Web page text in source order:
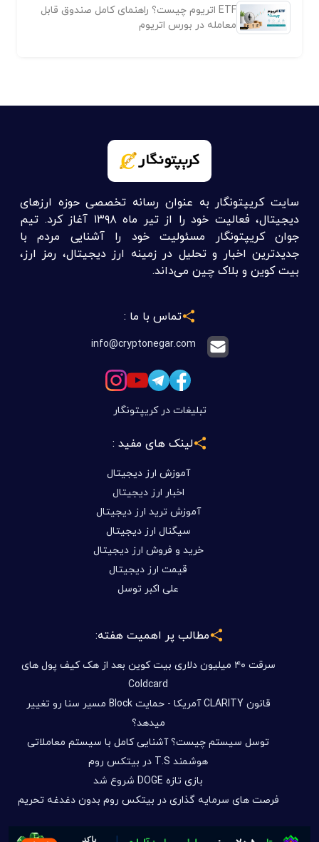
ETF اتریوم چیست؟ راهنمای کامل صندوق قابل
معامله در بورس اتریوم
سایت کریپتونگار به عنوان رسانه تخصصی حوزه ارزهای
دیجیتال، فعالیت خود را از تیر ماه ۱۳۹۸ آغاز کرد. تیم
جوان کریپتونگار مسئولیت خود را آشنایی مردم با
جدیدترین اخبار و تحلیل در زمینه ارز دیجیتال، رمز ارز،
بیت کوین و بلاک چین می‌داند.
تماس با ما :
info@cryptonegar.com
تبلیغات در کریپتونگار
لینک های مفید :
آموزش ارز دیجیتال
اخبار ارز دیجیتال
آموزش ترید ارز دیجیتال
سیگنال ارز دیجیتال
خرید و فروش ارز دیجیتال
قیمت ارز دیجیتال
علی اکبر توسل
مطالب پر اهمیت هفته:
سرقت ۴۰ میلیون دلاری بیت کوین بعد از هک کیف پول های
Coldcard
قانون CLARITY آمریکا - حمایت Block مسیر سنا رو تغییر
میدهد؟
توسل سیستم چیست؟ آشنایی کامل با سیستم معاملاتی
هوشمند T.S در بیتکس روم
بازی تازه DOGE شروع شد
فرصت های سرمایه گذاری در بیتکس روم بدون دغدغه تحریم